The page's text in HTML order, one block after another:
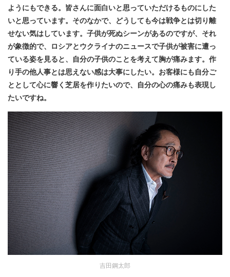
ようにもできる。皆さんに面白いと思っていただけるものにした
いと思っています。そのなかで、どうしても今は戦争とは切り離
せない気はしています。子供が死ぬシーンがあるのですが、それ
が象徴的で、ロシアとウクライナのニュースで子供が被害に遭っ
ている姿を見ると、自分の子供のことを考えて胸が痛みます。作
り手の他人事とは思えない感は大事にしたい。お客様にも自分ご
ととして心に響く芝居を作りたいので、自分の心の痛みも表現し
たいですね。
吉田鋼太郎